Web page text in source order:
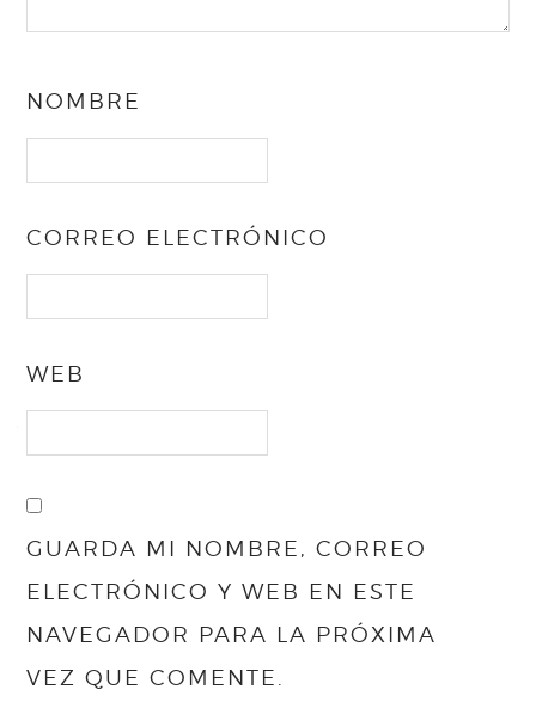
NOMBRE
CORREO ELECTRÓNICO
WEB
GUARDA MI NOMBRE, CORREO
ELECTRÓNICO Y WEB EN ESTE
NAVEGADOR PARA LA PRÓXIMA
VEZ QUE COMENTE.